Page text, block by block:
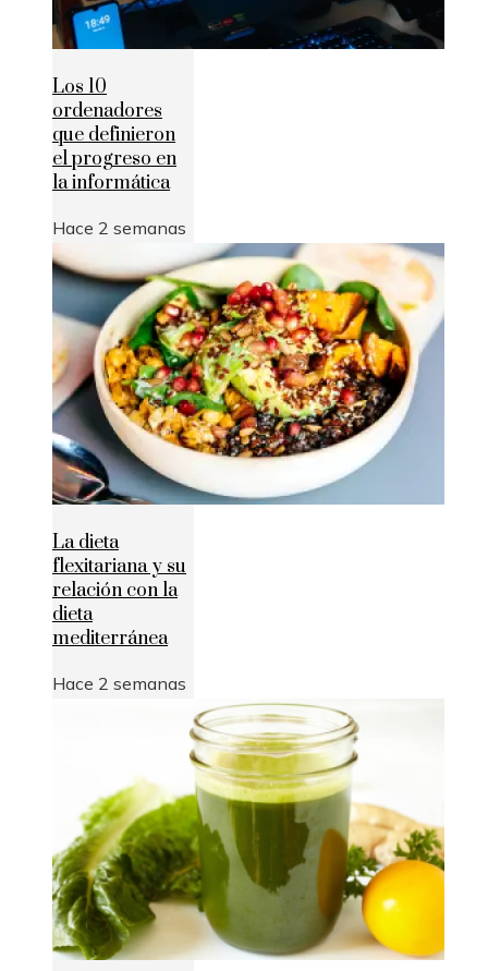
Los 10
ordenadores
que definieron
el progreso en
la informática
Hace 2 semanas
La dieta
flexitariana y su
relación con la
dieta
mediterránea
Hace 2 semanas